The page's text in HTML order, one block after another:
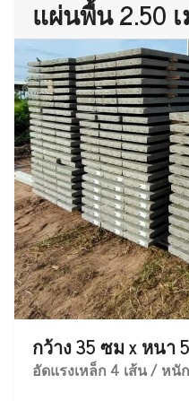
แผ่นพื้น 2.50
กว้าง 35 ซม x หนา
อัดแรงเหล็ก 4 เส้น / หนั